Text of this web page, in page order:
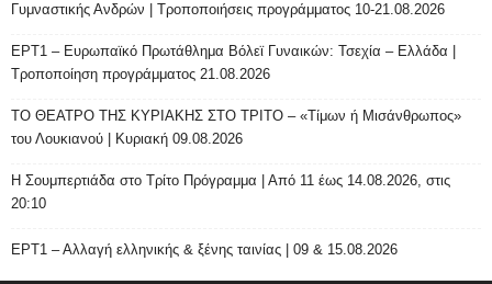
Γυμναστικής Ανδρών | Τροποποιήσεις προγράμματος 10-21.08.2026
ΕΡΤ1 – Ευρωπαϊκό Πρωτάθλημα Βόλεϊ Γυναικών: Τσεχία – Ελλάδα |
Τροποποίηση προγράμματος 21.08.2026
ΤΟ ΘΕΑΤΡΟ ΤΗΣ ΚΥΡΙΑΚΗΣ ΣΤΟ ΤΡΙΤΟ – «Τίμων ή Μισάνθρωπος»
του Λουκιανού | Κυριακή 09.08.2026
H Σουμπερτιάδα στο Τρίτο Πρόγραμμα | Από 11 έως 14.08.2026, στις
20:10
ΕΡΤ1 – Αλλαγή ελληνικής & ξένης ταινίας | 09 & 15.08.2026